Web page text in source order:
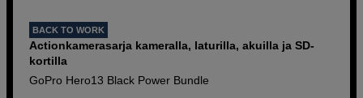
BACK TO WORK
Actionkamerasarja kameralla, laturilla, akuilla ja SD-
kortilla
GoPro Hero13 Black Power Bundle